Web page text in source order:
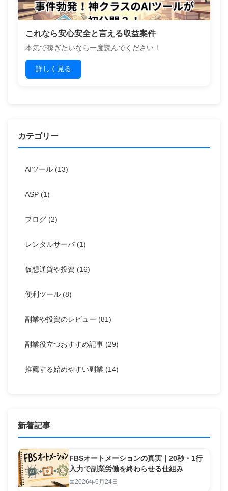
これなら安心安全と言える収益案件
本気で稼ぎたいなら一度読んでください！
詳しく見る
カテゴリー
AIツール (13)
ASP (1)
ブログ (2)
レンタルサーバ (1)
仮想通貨や投資 (16)
便利ツール (8)
副業や投資のレビュー (81)
副業役立つおすすめ記事 (29)
推薦する始めやすい副業 (14)
新着記事
FBSオートメーションの真実｜20秒・1行
入力で副業労働を終わらせる仕組み
2026年6月24日